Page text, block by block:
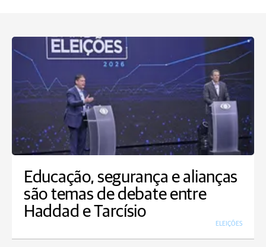
Educação, segurança e alianças
são temas de debate entre
Haddad e Tarcísio
ELEIÇÕES